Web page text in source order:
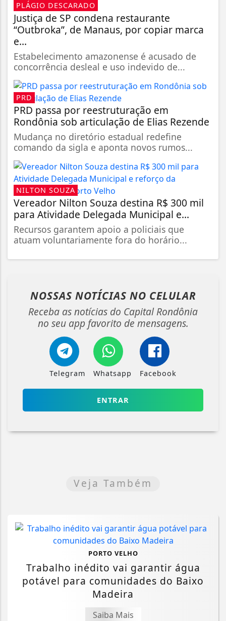
PLÁGIO DESCARADO
Justiça de SP condena restaurante
“Outbroka”, de Manaus, por copiar marca
e...
Estabelecimento amazonense é acusado de
concorrência desleal e uso indevido de...
PRD
PRD passa por reestruturação em
Rondônia sob articulação de Elias Rezende
Mudança no diretório estadual redefine
comando da sigla e aponta novos rumos...
NILTON SOUZA
Vereador Nilton Souza destina R$ 300 mil
para Atividade Delegada Municipal e...
Recursos garantem apoio a policiais que
atuam voluntariamente fora do horário...
NOSSAS NOTÍCIAS NO CELULAR
Receba as notícias do Capital Rondônia
no seu app favorito de mensagens.
Telegram Whatsapp Facebook
ENTRAR
Veja Também
PORTO VELHO
Trabalho inédito vai garantir água
potável para comunidades do Baixo
Madeira
Saiba Mais